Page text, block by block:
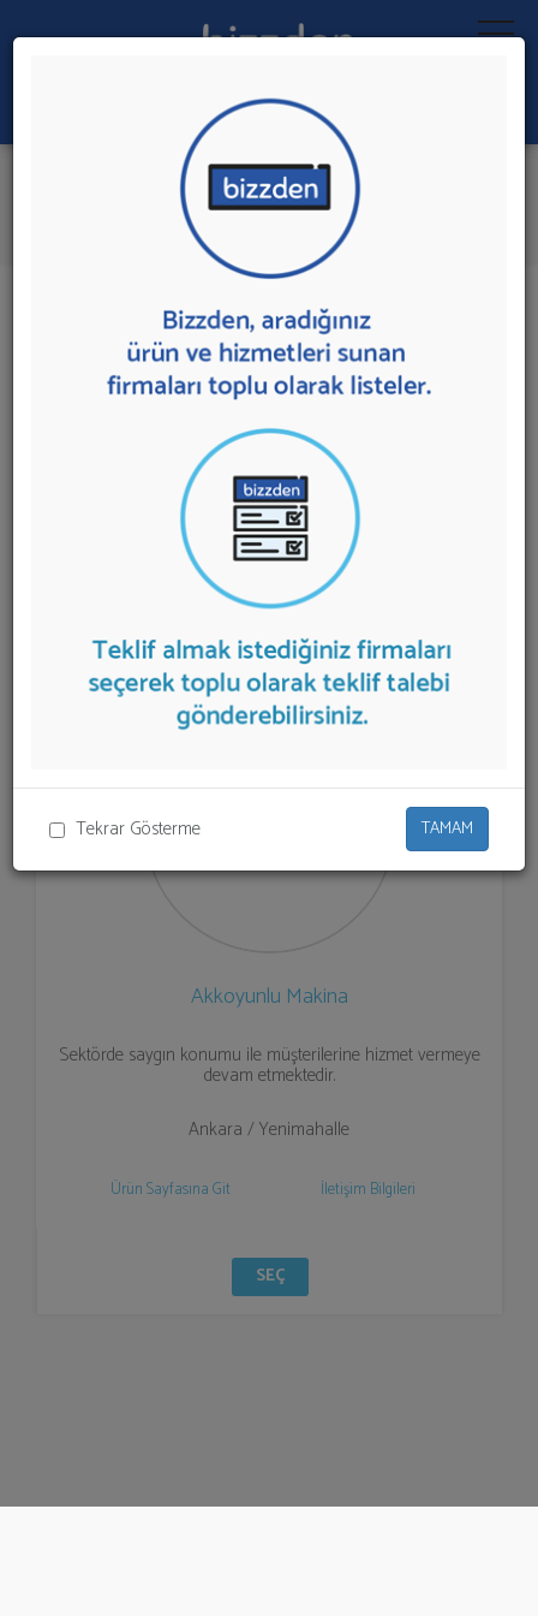
Tekrar Gösterme TAMAM
Ara:
Drenaj Pompaları
İlk 1 Firmadan Teklif İste
1 sonuç bulundu.
Drenaj Pompalarısunan firmalar aşağıda
listelenmektedir.Drenaj Pompaları
teklifi almak için
listeden seçim yapıp ya da "İlk 5 Firmadan Teklif İste"
kısmından toplu olarak teklif talebinizi firmalara
aktarabilirsiniz.
Akkoyunlu Makina
Sektörde saygın konumu ile müşterilerine hizmet vermeye
devam etmektedir.
Ankara / Yenimahalle
Ürün Sayfasına Git İletişim Bilgileri
SEÇ